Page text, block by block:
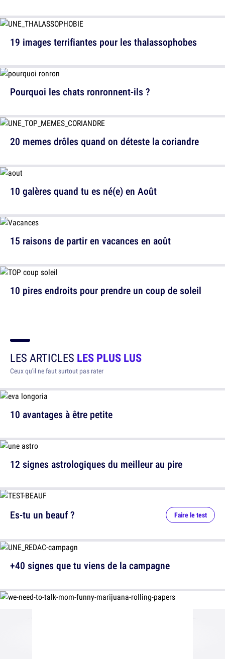
19 images terrifiantes pour les thalassophobes
20 memes drôles quand on déteste la coriandre
15 raisons de partir en vacances en août
Pourquoi les chats ronronnent-ils ?
10 galères quand tu es né(e) en Août
10 pires endroits pour prendre un coup de soleil
LES ARTICLES LES PLUS LUS
Ceux qu'il ne faut surtout pas rater
10 avantages à être petite
12 signes astrologiques du meilleur au pire
Es-tu un beauf ? Faire le test
+40 signes que tu viens de la campagne